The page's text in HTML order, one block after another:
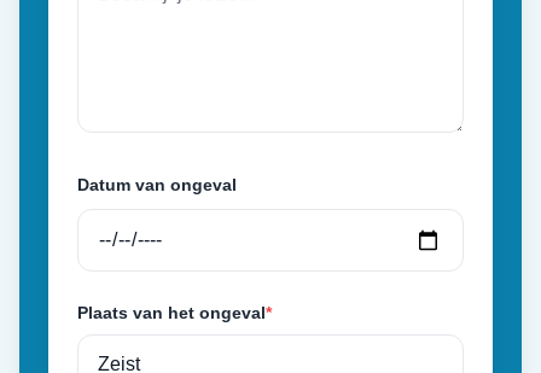
Datum van ongeval
Plaats van het ongeval*